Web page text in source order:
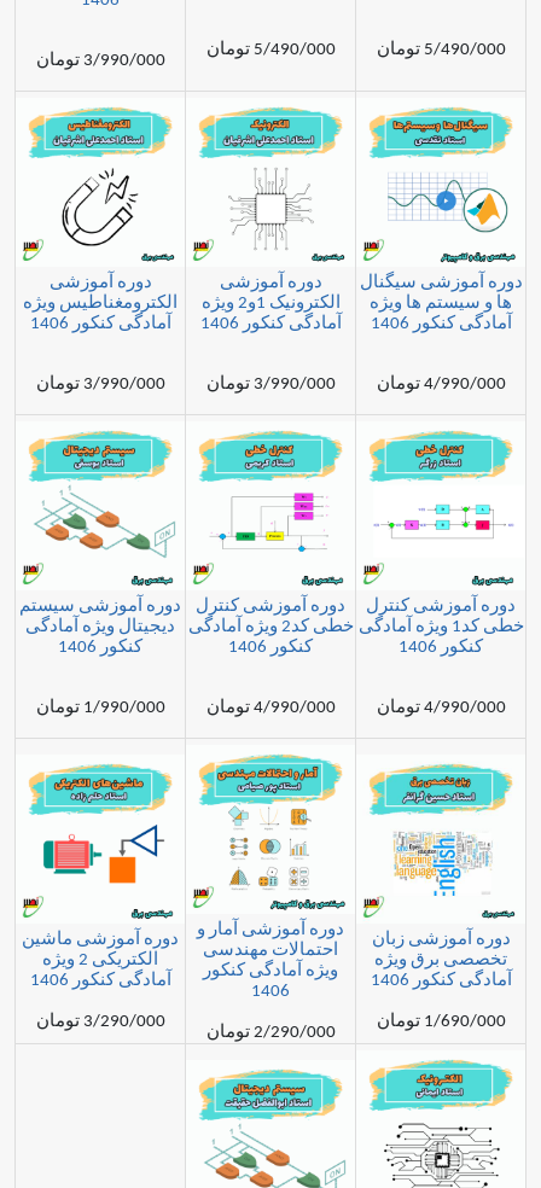
5/490/000 تومان
3/990/000 تومان
سیگنال
ها ویژه
1406
دوره آموزشی
الکترونیک 1و2 ویژه
آمادگی کنکور 1406
3/990/000 تومان
دوره آموزشی
الکترومغناطیس ویژه
آمادگی کنکور 1406
3/990/000 تومان
کنترل
کد1 ویژه آمادگی
دوره آموزشی کنترل
خطی کد2 ویژه آمادگی
کنکور 1406
4/990/000 تومان
دوره آموزشی سیستم
دیجیتال ویژه آمادگی
کنکور 1406
1/990/000 تومان
زبان
ویژه
1406
دوره آموزشی آمار و
احتمالات مهندسی
ویژه آمادگی کنکور
2/290/000 تومان
دوره آموزشی ماشین
الکتریکی 2 ویژه
آمادگی کنکور 1406
3/290/000 تومان